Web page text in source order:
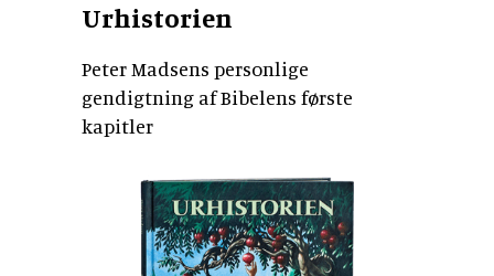
Urhistorien
Peter Madsens personlige
gendigtning af Bibelens første
kapitler